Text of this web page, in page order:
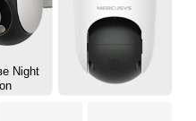
Night